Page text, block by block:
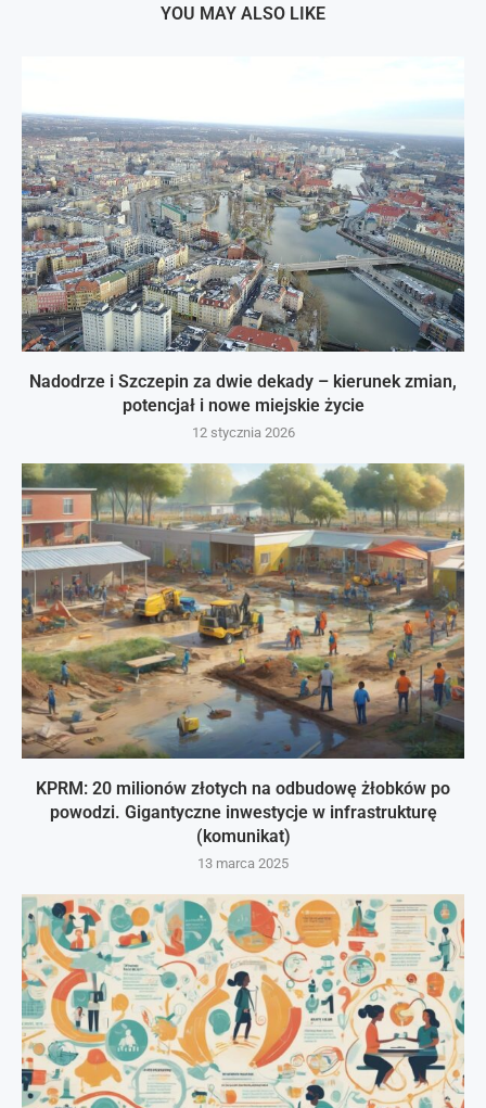
YOU MAY ALSO LIKE
Nadodrze i Szczepin za dwie dekady – kierunek zmian,
potencjał i nowe miejskie życie
12 stycznia 2026
KPRM: 20 milionów złotych na odbudowę żłobków po
powodzi. Gigantyczne inwestycje w infrastrukturę
(komunikat)
13 marca 2025